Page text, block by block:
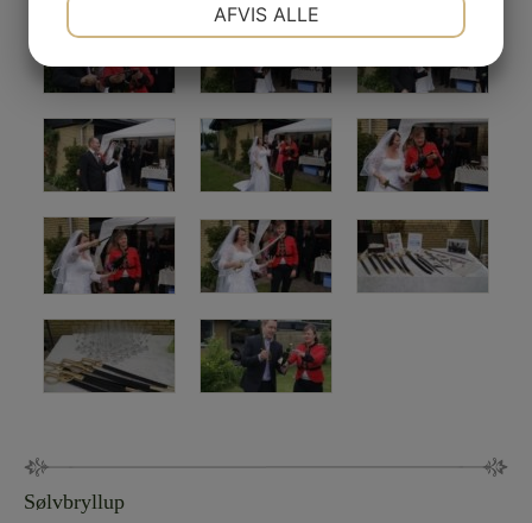
Sølvbryllup
MARKETING STATISTIK
AFVIS ALLE